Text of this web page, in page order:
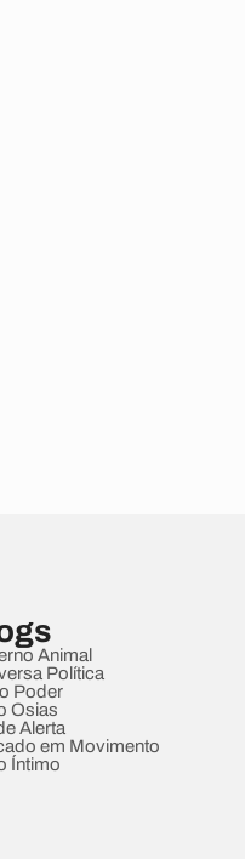
Animal
Política
Poder
Osias
Alerta
em Movimento
Íntimo